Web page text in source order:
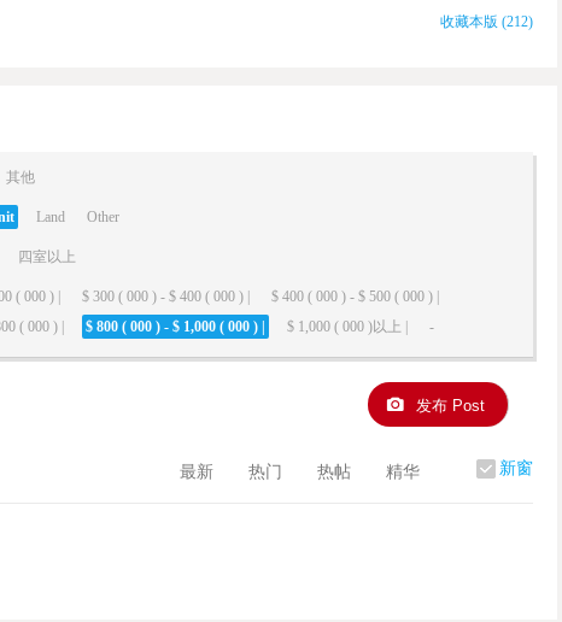
收藏本版 (212)
其他
Land Other
四室以上
( 000 ) | $ 300 ( 000 ) - $ 400 ( 000 ) |
$ 400 ( 000 ) - $ 500 ( 000 ) |
( 000 ) | $ 800 ( 000 ) - $ 1,000 ( 000 ) | $ 1,000 ( 000 )以上 | -
发布 Post
新窗
最新 热门 热帖 精华